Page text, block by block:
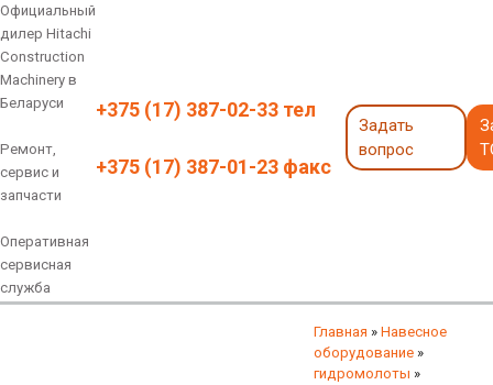
Официальный
дилер Hitachi
Construction
Machinery в
Беларуси
Ремонт,
сервис и
запчасти
Оперативная
сервисная
служба
+375 (17) 387-02-33 тел
+375 (17) 387-01-23 факс
Задать
вопрос
Главная » Навесное
оборудование »
гидромолоты »